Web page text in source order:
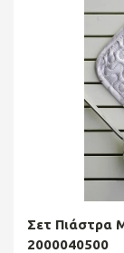
Σετ Πιάστρα
2000040500